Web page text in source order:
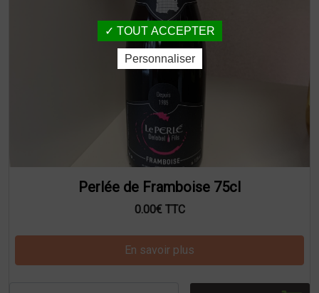
Perlée de Framboise 75cl
0.00€ TTC
En savoir plus
TOUT ACCEPTER
Personnaliser